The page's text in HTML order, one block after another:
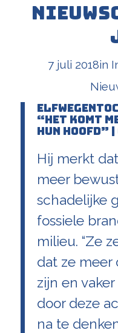
7 juli 2018in
“Het komt
hun hoofd”
Hij merkt
meer
schadelijke
fossiele
milieu. “Ze
dat ze meer
zijn en
door deze
na te